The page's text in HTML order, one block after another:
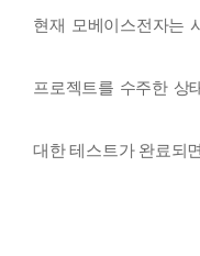
현재 모베이스전자는
프로젝트를 수주한 상
대한 테스트가 완료되